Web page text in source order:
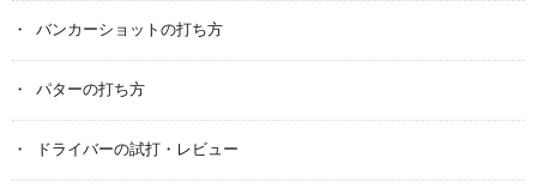
バンカーショットの打ち方
パターの打ち方
ドライバーの試打・レビュー